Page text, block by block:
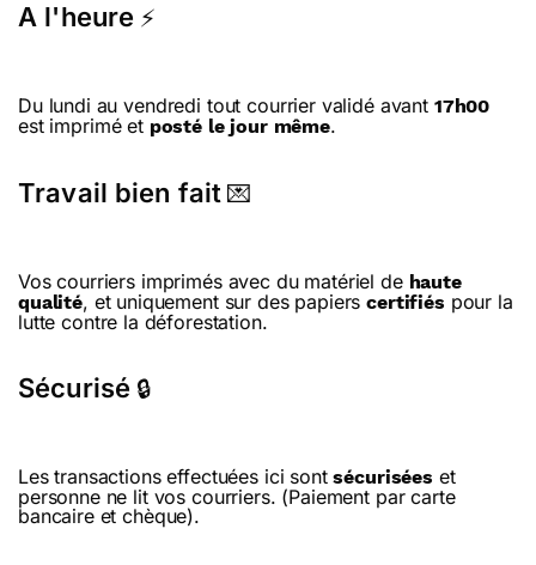
A l'heure ⚡
Du lundi au vendredi tout courrier validé avant 17h00
est imprimé et posté le jour même.
Travail bien fait 💌
Vos courriers imprimés avec du matériel de haute
qualité, et uniquement sur des papierscertifiés pour la
lutte contre la déforestation.
Sécurisé 🔒
Les transactions effectuées ici sontsécurisées et
personne ne lit vos courriers. (Paiement par carte
bancaire et chèque).